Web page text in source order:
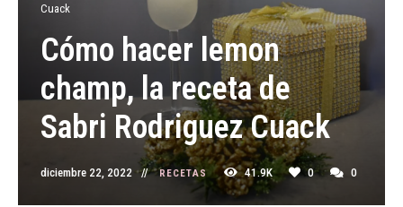
Cuack
Cómo hacer lemon
champ, la receta de
Sabri Rodriguez Cuack
diciembre 22, 2022 RECETAS 41.9K 0 0